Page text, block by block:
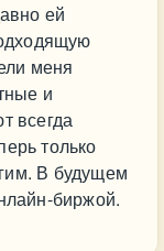
ей
меня
и
всегда
только
В будущем
биржой.